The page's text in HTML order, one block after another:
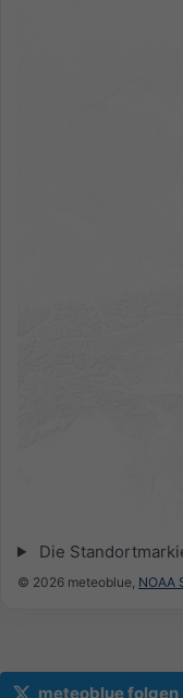
Die
© 2026 meteoblue, NOAA
meteoblue folgen